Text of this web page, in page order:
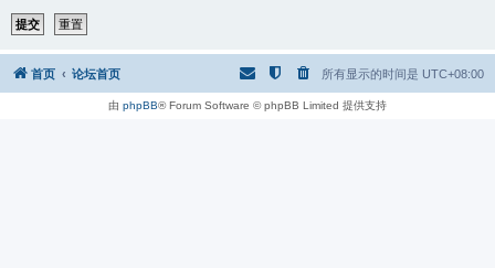
首页 论坛首页 所有显示的时间是 UTC+08:00
由 phpBB® Forum Software © phpBB Limited 提供支持